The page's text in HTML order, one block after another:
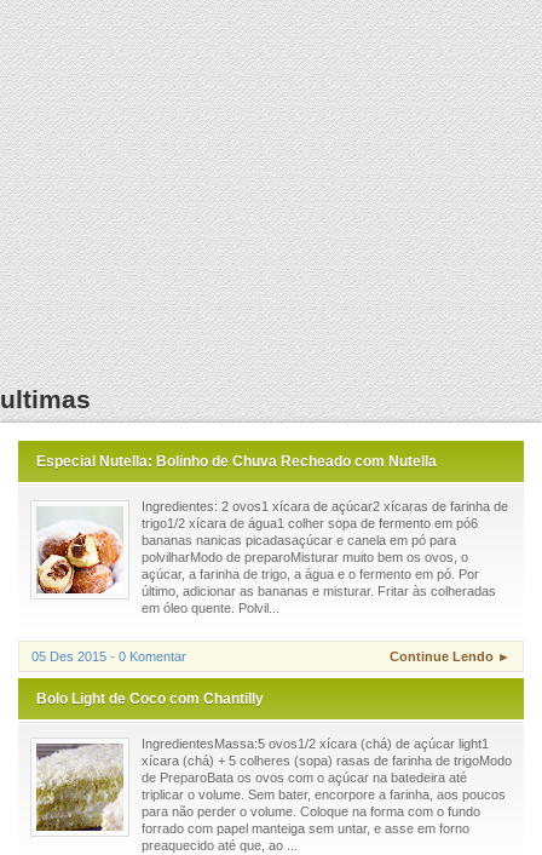
ultimas
Especial Nutella: Bolinho de Chuva Recheado com Nutella
Ingredientes: 2 ovos1 xícara de açúcar2 xícaras de farinha de
trigo1/2 xícara de água1 colher sopa de fermento em pó6
bananas nanicas picadasaçúcar e canela em pó para
polvilharModo de preparoMisturar muito bem os ovos, o
açúcar, a farinha de trigo, a água e o fermento em pó. Por
último, adicionar as bananas e misturar. Fritar às colheradas
em óleo quente. Polvil...
05 Des 2015 - 0 Komentar Continue Lendo ►
Bolo Light de Coco com Chantilly
IngredientesMassa:5 ovos1/2 xícara (chá) de açúcar light1
xícara (chá) + 5 colheres (sopa) rasas de farinha de trigoModo
de PreparoBata os ovos com o açúcar na batedeira até
triplicar o volume. Sem bater, encorpore a farinha, aos poucos
para não perder o volume. Coloque na forma com o fundo
forrado com papel manteiga sem untar, e asse em forno
preaquecido até que, ao ...